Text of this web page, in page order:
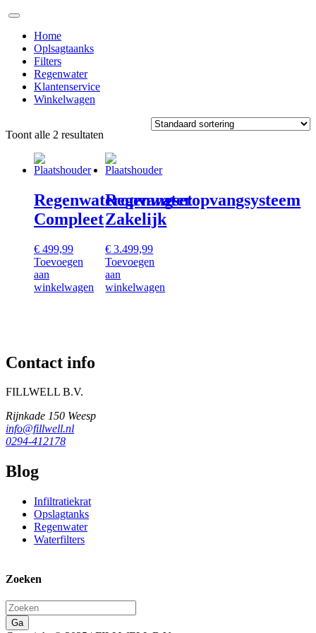
Doorgaan
inhoudHome
Oplsagtaanks
Filters
Regenwater
Klantenservice
Winkelwagen
Toont alle 2 resultaten
Regenwateropvangset
Compleet
€ 499,99
Toevoegen
aan
winkelwagen
Regenwateropvangsysteem
Zakelijk
€ 3.499,99
Toevoegen
aan
winkelwagen
Contact info
FILLWELL B.V.
Rijnkade 150 Weesp
info@fillwell.nl
0294-412178
Blog
Infiltratiekrat
Opslagtanks
Regenwater
Waterfilters
Zoeken
Ga